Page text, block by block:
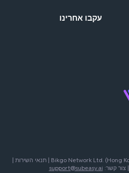
עקבו אחרינו
תנאי השירות |
| צור קשר: support@subeasy.ai